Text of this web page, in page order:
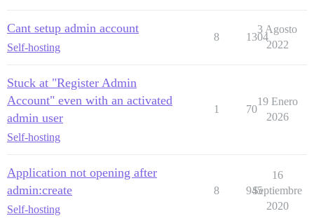
Cant setup admin account
Self-hosting
8 1304
3 Agosto
2022
Stuck at "Register Admin
Account" even with an activated
admin user
Self-hosting
1 70
19 Enero
2026
Application not opening after
admin:create
Self-hosting
8 945
16
Septiembre
2020